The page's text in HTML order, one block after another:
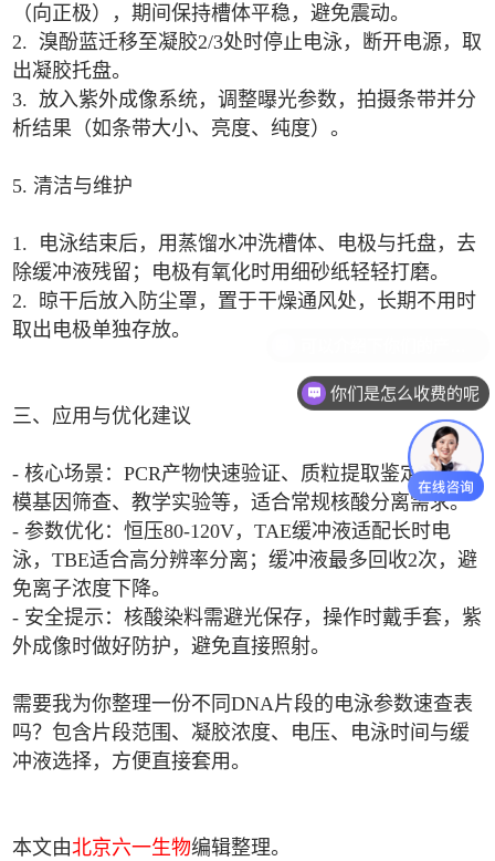
（向正极），期间保持槽体平稳，避免震动。
2. 溴酚蓝迁移至凝胶2/3处时停止电泳，断开电源，取
出凝胶托盘。
3. 放入紫外成像系统，调整曝光参数，拍摄条带并分
析结果（如条带大小、亮度、纯度）。
5. 清洁与维护
1. 电泳结束后，用蒸馏水冲洗槽体、电极与托盘，去
除缓冲液残留；电极有氧化时用细砂纸轻轻打磨。
2. 晾干后放入防尘罩，置于干燥通风处，长期不用时
取出电极单独存放。
三、应用与优化建议
- 核心场景：PCR产物快速验证、质粒提取鉴定、小规
模基因筛查、教学实验等，适合常规核酸分离需求。
- 参数优化：恒压80-120V，TAE缓冲液适配长时电
泳，TBE适合高分辨率分离；缓冲液最多回收2次，避
免离子浓度下降。
- 安全提示：核酸染料需避光保存，操作时戴手套，紫
外成像时做好防护，避免直接照射。
需要我为你整理一份不同DNA片段的电泳参数速查表
吗？包含片段范围、凝胶浓度、电压、电泳时间与缓
冲液选择，方便直接套用。
本文由北京六一生物编辑整理。
你们是怎么收费的呢